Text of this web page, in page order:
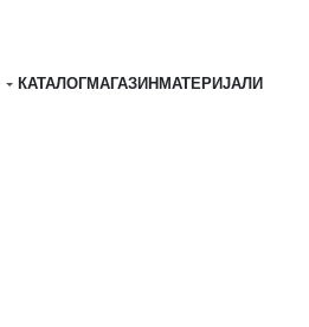
КАТАЛОГМАГАЗИН MATЕРИЈАЛИ